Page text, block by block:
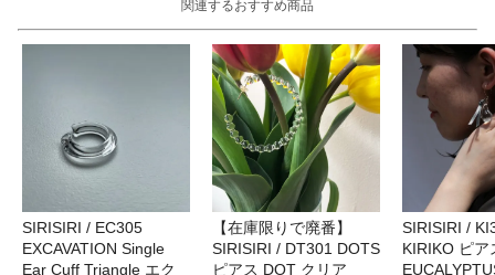
関連するおすすめ商品
SIRISIRI / EC305
EXCAVATION Single
Ear Cuff Triangle エク
【在庫限りで廃番】
SIRISIRI / DT301 DOTS
ピアス DOT クリア
SIRISIRI /
KIRIKO ピア